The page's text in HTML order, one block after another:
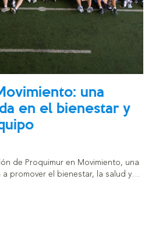
una
en el bienestar y
de Proquimur en Movimiento, una
promover el bienestar, la salud y…